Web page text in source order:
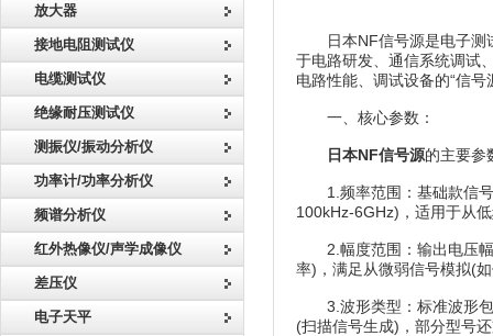
放大器
接地电阻测试仪
电缆测试仪
绝缘耐压测试仪
测振仪/振动分析仪
功率计/功率分析仪
频谱分析仪
红外热像仪/声学成像仪
差压仪
电子天平
日本NF信号源是电子测试
于电路研发、通信系统调试
电路性能、调试设备的“信
一、核心参数：
日本NF信号源的主要参
1.频率范围：基础款信号
100kHz-6GHz)，适用于从
2.幅度范围：输出电压幅
率)，满足从微弱信号模拟(
3.波形类型：标准波形包
(扫描信号生成)，部分型号